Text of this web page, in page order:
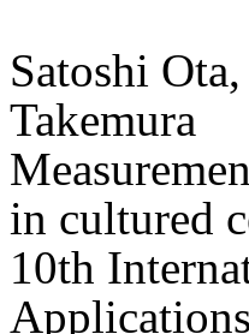
Satoshi
Takemura
in cultured
10th